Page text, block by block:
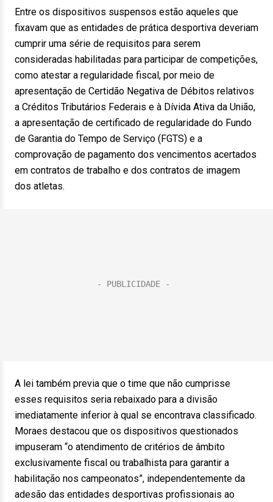
Entre os dispositivos suspensos estão aqueles que
fixavam que as entidades de prática desportiva deveriam
cumprir uma série de requisitos para serem
consideradas habilitadas para participar de competições,
como atestar a regularidade fiscal, por meio de
apresentação de Certidão Negativa de Débitos relativos
a Créditos Tributários Federais e à Dívida Ativa da União,
a apresentação de certificado de regularidade do Fundo
de Garantia do Tempo de Serviço (FGTS) e a
comprovação de pagamento dos vencimentos acertados
em contratos de trabalho e dos contratos de imagem
dos atletas.
A lei também previa que o time que não cumprisse
esses requisitos seria rebaixado para a divisão
imediatamente inferior à qual se encontrava classificado.
Moraes destacou que os dispositivos questionados
impuseram “o atendimento de critérios de âmbito
exclusivamente fiscal ou trabalhista para garantir a
habilitação nos campeonatos”, independentemente da
adesão das entidades desportivas profissionais ao